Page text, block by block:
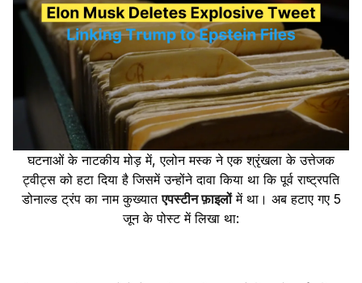
घटनाओं के नाटकीय मोड़ में, एलोन मस्क ने एक श्रृंखला के उत्तेजक
ट्वीट्स को हटा दिया है जिसमें उन्होंने दावा किया था कि पूर्व राष्ट्रपति
डोनाल्ड ट्रंप का नाम कुख्यातएपस्टीन फ़ाइलोंमें था। अब हटाए गए 5
जून के पोस्ट में लिखा था: